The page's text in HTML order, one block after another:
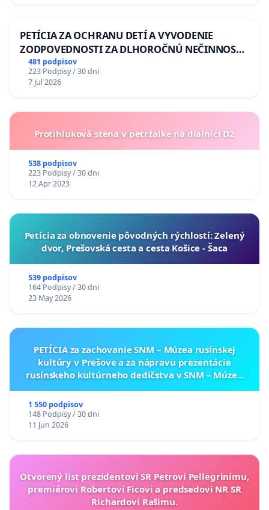
PETÍCIA ZA OCHRANU DETÍ A VYVODENIE
ZODPOVEDNOSTI ZA DLHOROČNÚ NEČINNOSŤ
A ZLYHANIE ŠTÁTU
481 podpisov
223 Podpisy / 30 dni
7 Jul 2026
Protihluková stena v petržalke na dialnici D2
538 podpisov
223 Podpisy / 30 dni
12 Apr 2023
​Petícia za obnovenie pôvodných rýchlostí: Zelený
dvor, Prešovská cesta a cesta Košice - Šaca
539 podpisov
164 Podpisy / 30 dni
23 May 2026
PETÍCIA za zachovanie SNM – Múzea rusínskej
kultúry v Prešove a za nápravu prezentácie
rusínskeho kultúrneho dedičstva v SNM – Múzeu
1 550 podpisov
148 Podpisy / 30 dni
11 Jun 2026
Otvorený list prezidentovi SR Petrovi Pellegrinimu,
premiérovi Robertovi Ficovi a predsedovi NR SR
Richardovi Rašimu.